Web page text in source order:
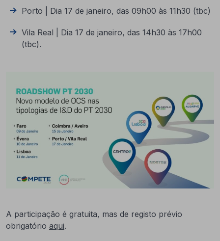
Porto | Dia 17 de janeiro, das 09h00 às 11h30 (tbc)
Vila Real | Dia 17 de janeiro, das 14h30 às 17h00
(tbc).
A participação é gratuita, mas de registo prévio
obrigatório aqui.